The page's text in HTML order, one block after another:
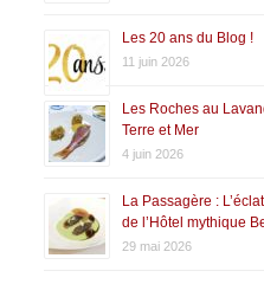
Les 20 ans du Blog !
11 juin 2026
Les Roches au
Terre et Mer
4 juin 2026
La Passagère :
de l’Hôtel mythique
29 mai 2026